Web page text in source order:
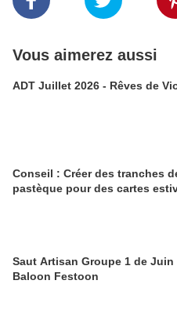
Vous aimerez aussi
ADT Juillet 2026 - Rêves de
Conseil : Créer des tranches
pastèque pour des cartes
Saut Artisan Groupe 1 de Juin
Baloon Festoon